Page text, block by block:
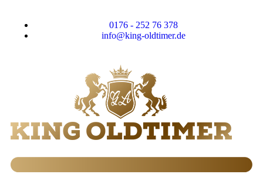
0176 - 252 76 378
info@king-oldtimer.de